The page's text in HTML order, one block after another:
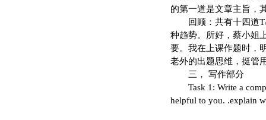
的第一道是文章主旨，
回顾：共有十四道T/
种趋势。所好，蔡小姐
要。我在上课作题时，
老外的出题思维，挺管
三， 写作部分
Task 1: Write a
helpful to you. .explain